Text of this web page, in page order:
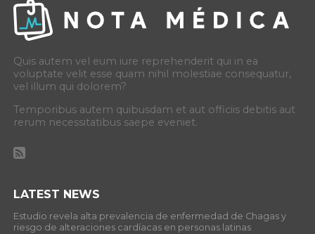
Quis autem vel eum iure reprehenderit qui in ea
voluptate velit esse quam nihil molestiae consequatur,
vel illum qui dolorem?
Temporibus autem quibusdam et aut officiis debitis aut
rerum necessitatibus saepe eveniet.
LATEST NEWS
Estudio revela alta prevalencia de enfermedad de Chagas y
riesgo de alteraciones cardíacas en personas latinas